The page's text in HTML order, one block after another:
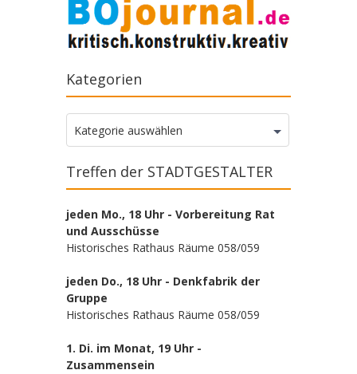
Kategorien
Kategorien
Kategorie auswählen
Treffen der STADTGESTALTER
jeden Mo., 18 Uhr - Vorbereitung Rat
und Ausschüsse
Historisches Rathaus Räume 058/059
jeden Do., 18 Uhr - Denkfabrik der
Gruppe
Historisches Rathaus Räume 058/059
1. Di. im Monat, 19 Uhr -
Zusammensein